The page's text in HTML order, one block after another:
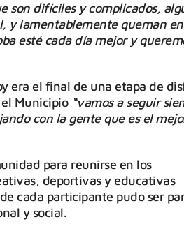
son difíciles y complicados,
y lamentablemente queman
esté cada día mejor y
era el final de una etapa de
Municipio “vamos a seguir
con la gente que es el
para reunirse en los
deportivas y educativas
cada participante pudo ser
y social.